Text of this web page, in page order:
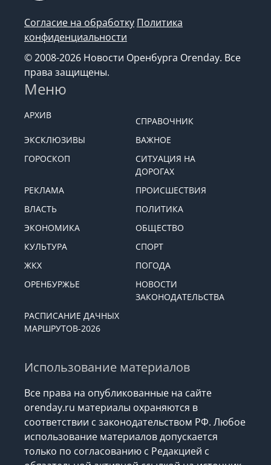
Согласие на обработку Политика
конфиденциальности
© 2008-2026 Новости Оренбурга Orenday. Все
права защищены.
Меню
АРХИВ
СПРАВОЧНИК
ЭКСКЛЮЗИВЫ
ВАЖНОЕ
ГОРОСКОП
СИТУАЦИЯ НА
ДОРОГАХ
РЕКЛАМА
ПРОИСШЕСТВИЯ
ВЛАСТЬ
ПОЛИТИКА
ЭКОНОМИКА
ОБЩЕСТВО
КУЛЬТУРА
СПОРТ
ЖКХ
ПОГОДА
ОРЕНБУРЖЬЕ
НОВОСТИ
ЗАКОНОДАТЕЛЬСТВА
РАСПИСАНИЕ ДАЧНЫХ
МАРШРУТОВ-2026
Использование материалов
Все права на опубликованные на сайте
orenday.ru материалы охраняются в
соответствии с законодательством РФ. Любое
использование материалов допускается
только по согласованию с Редакцией с